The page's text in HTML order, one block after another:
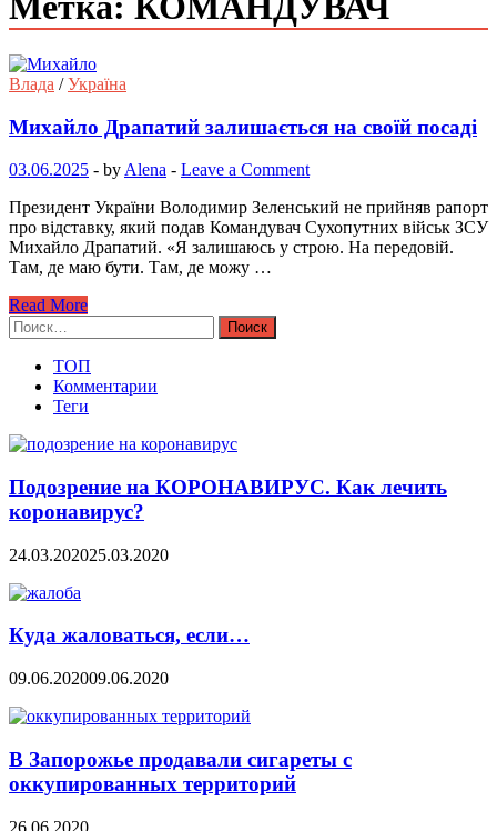
Влада /Україна
Михайло Драпатий залишається на своїй посаді
03.06.2025 - by Alena - Leave a Comment
Президент України Володимир Зеленський не прийняв рапорт
про відставку, який подав Командувач Сухопутних військ ЗСУ
Михайло Драпатий. «Я залишаюсь у строю. На передовій.
Там, де маю бути. Там, де можу …
Read More
Найти:
ТОП
Комментарии
Теги
Подозрение на КОРОНАВИРУС. Как лечить
коронавирус?
24.03.202025.03.2020
Куда жаловаться, если…
09.06.202009.06.2020
В Запорожье продавали сигареты с
оккупированных территорий
26.06.2020